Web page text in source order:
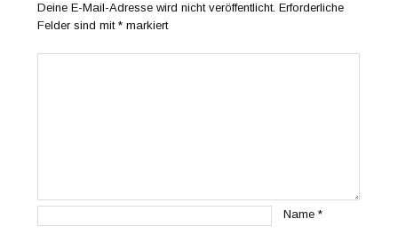
Deine E-Mail-Adresse wird nicht veröffentlicht. Erforderliche
Felder sind mit* markiert
Name*